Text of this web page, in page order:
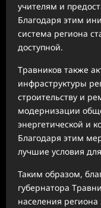
учителям и
Благодаря этим
система региона
доступной.
Травников также
инфраструктуры
строительству и
модернизации
энергетической и
Благодаря этим
лучшие условия
Таким образом,
губернатора
населения